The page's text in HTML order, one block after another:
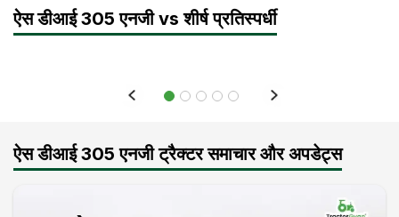
ऐस डीआई 305 एनजी vs शीर्ष प्रतिस्पर्धी
ऐस डीआई 305 एनजी ट्रैक्टर समाचार और अपडेट्स